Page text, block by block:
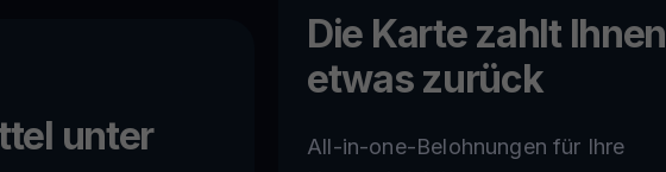
unter
Die Karte zahlt Ihnen
etwas zurück
All-in-one-Belohnungen für Ihre